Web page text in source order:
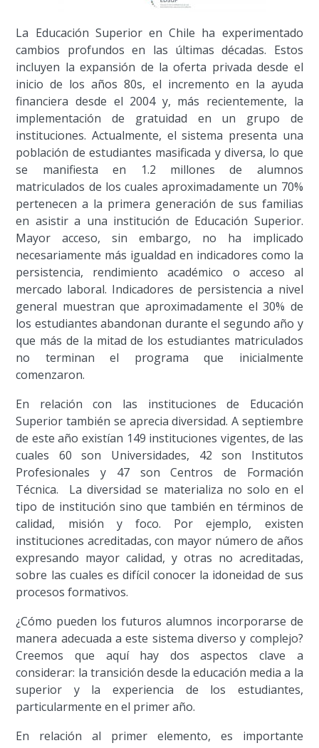
La Educación Superior en Chile ha experimentado
cambios profundos en las últimas décadas. Estos
incluyen la expansión de la oferta privada desde el
inicio de los años 80s, el incremento en la ayuda
financiera desde el 2004 y, más recientemente, la
implementación de gratuidad en un grupo de
instituciones. Actualmente, el sistema presenta una
población de estudiantes masificada y diversa, lo que
se manifiesta en 1.2 millones de alumnos
matriculados de los cuales aproximadamente un 70%
pertenecen a la primera generación de sus familias
en asistir a una institución de Educación Superior.
Mayor acceso, sin embargo, no ha implicado
necesariamente más igualdad en indicadores como la
persistencia, rendimiento académico o acceso al
mercado laboral. Indicadores de persistencia a nivel
general muestran que aproximadamente el 30% de
los estudiantes abandonan durante el segundo año y
que más de la mitad de los estudiantes matriculados
no terminan el programa que inicialmente
comenzaron.
En relación con las instituciones de Educación
Superior también se aprecia diversidad. A septiembre
de este año existían 149 instituciones vigentes, de las
cuales 60 son Universidades, 42 son Institutos
Profesionales y 47 son Centros de Formación
Técnica. La diversidad se materializa no solo en el
tipo de institución sino que también en términos de
calidad, misión y foco. Por ejemplo, existen
instituciones acreditadas, con mayor número de años
expresando mayor calidad, y otras no acreditadas,
sobre las cuales es difícil conocer la idoneidad de sus
procesos formativos.
¿Cómo pueden los futuros alumnos incorporarse de
manera adecuada a este sistema diverso y complejo?
Creemos que aquí hay dos aspectos clave a
considerar: la transición desde la educación media a la
superior y la experiencia de los estudiantes,
particularmente en el primer año.
En relación al primer elemento, es importante